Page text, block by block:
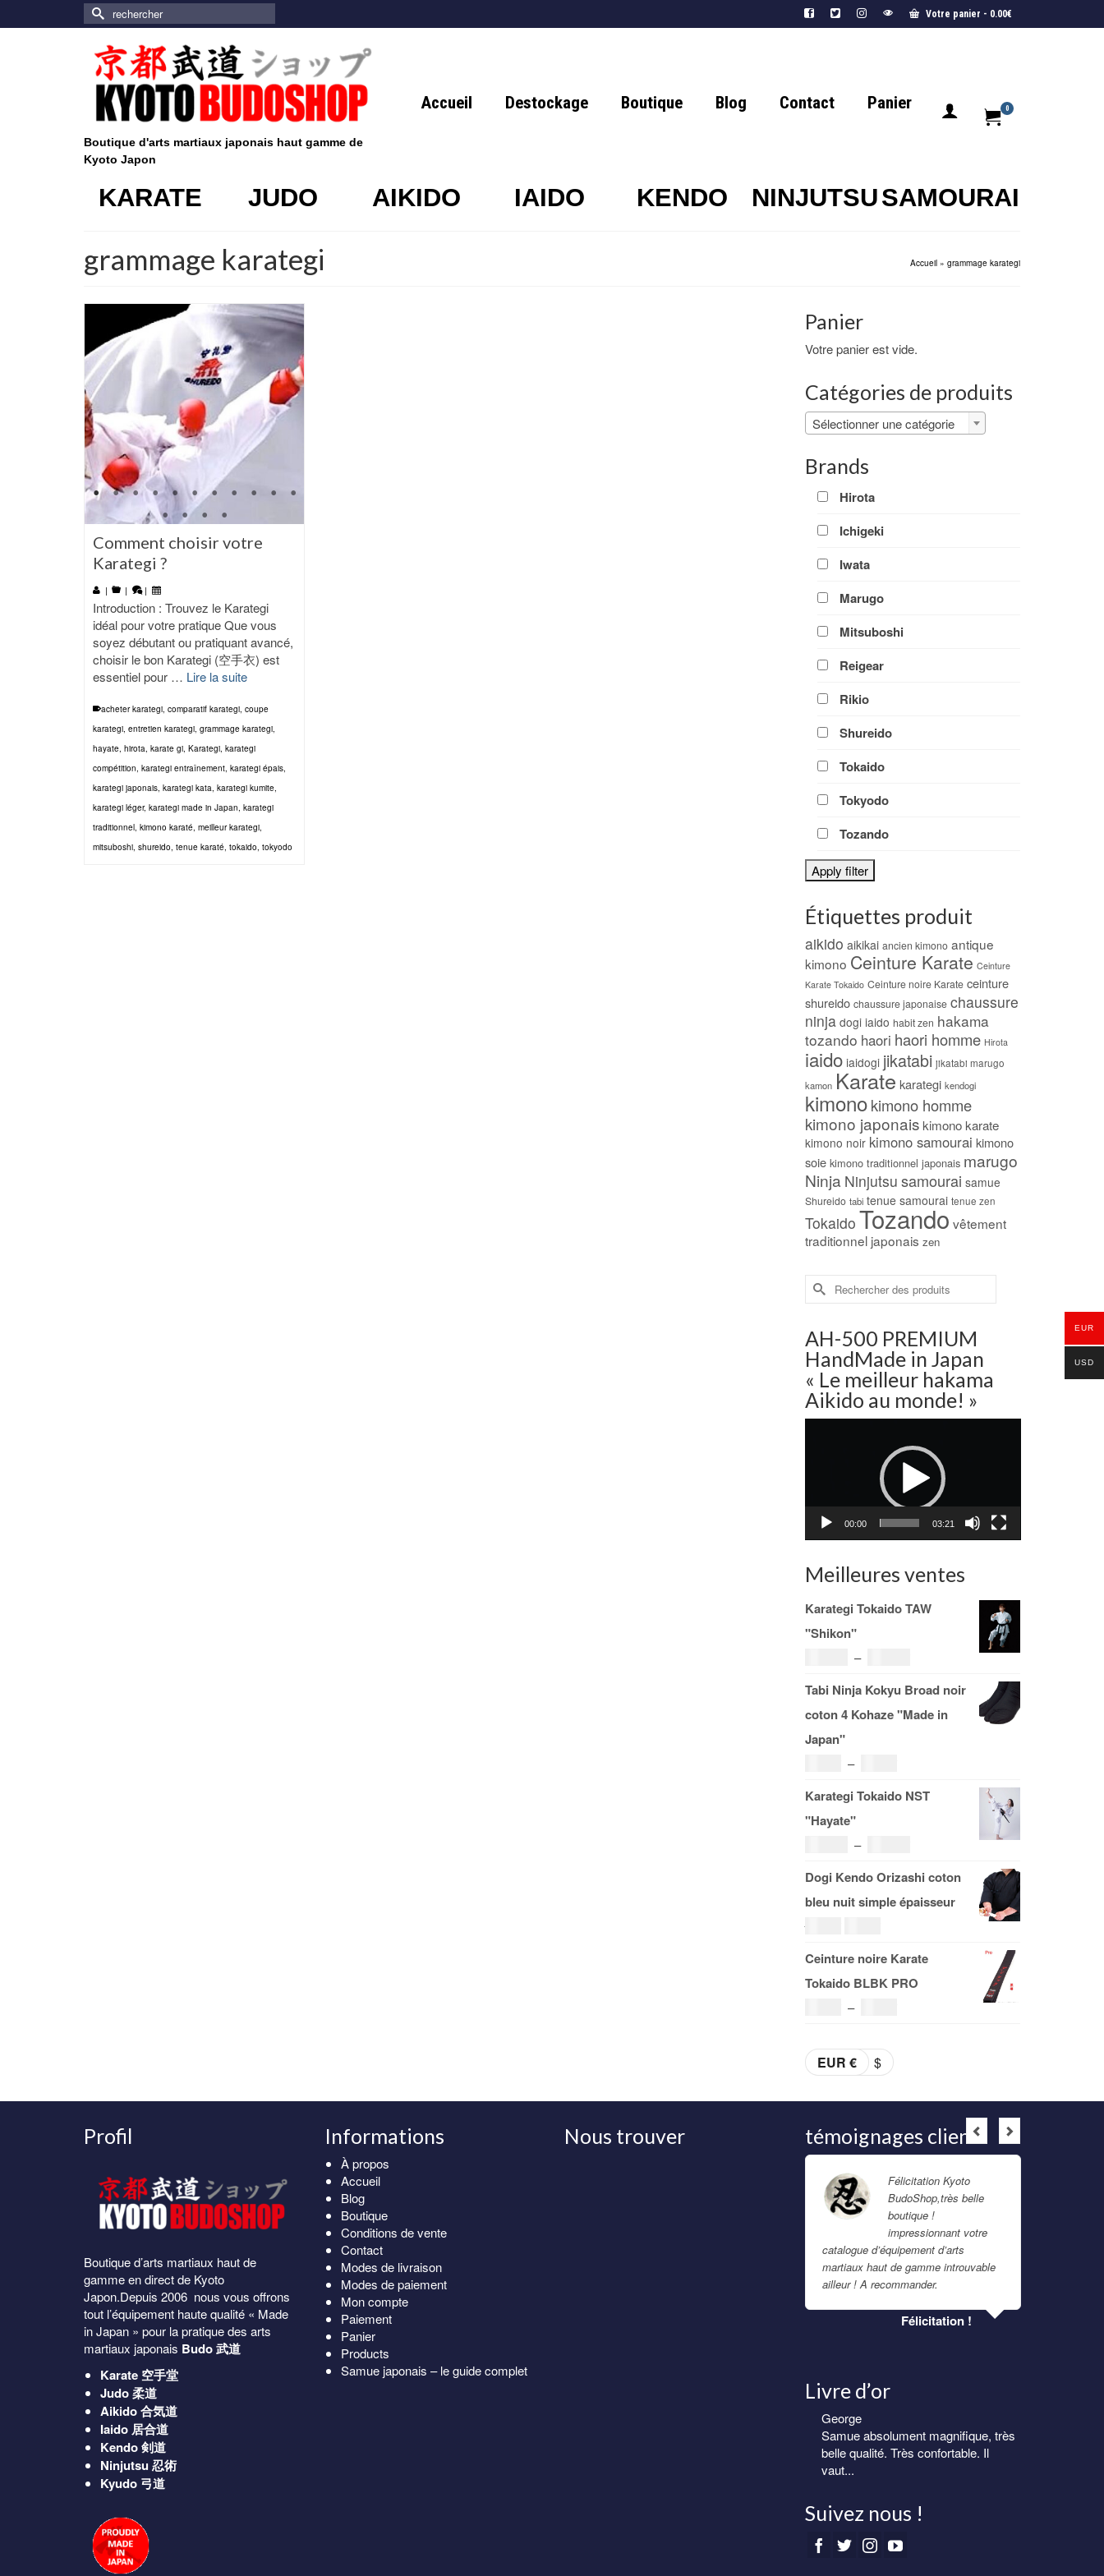
Votre panier - 0.00€
Rechercher :
Boutique d'arts martiaux japonais haut gamme de
Kyoto Japon
Accueil Destockage Boutique Blog Contact Panier 0
KARATE JUDO AIKIDO IAIDO KENDO NINJUTSUSAMOURAI
grammage karategi Accueil » grammage karategi
Comment choisir votre
Karategi ?
| | |
Introduction : Trouvez le Karategi
idéal pour votre pratique Que vous
soyez débutant ou pratiquant avancé,
choisir le bon Karategi (空手衣) est
essentiel pour … Lire la suite
acheter karategi comparatif karategi coupe
karategi entretien karategi grammage karategi
hayate hirota karate gi Karategi karategi
compétition karategi entraînement karategi épais
karategi japonais karategi kata karategi kumite
karategi léger, karategi made in Japan karategi
traditionnel kimono karaté meilleur karategi
mitsuboshi shureido tenue karaté tokaido tokyodo
Panier
Votre panier est vide.
Catégories de produits
Sélectionner une catégorie
Brands
Hirota
Ichigeki
Iwata
Marugo
Mitsuboshi
Reigear
Rikio
Shureido
Tokaido
Tokyodo
Tozando
Apply filter
Étiquettes produit
aikido aikikai ancien kimono antique
kimono Ceinture Karate Ceinture
Karate Tokaido Ceinture noire Karate ceinture
shureido chaussure japonaise chaussure
ninja dogi iaido habit zen hakama
tozando haori haori homme Hirota
iaido iaidogi jikatabi jikatabi marugo
kamon Karate karategi kendogi
kimono kimono homme
kimono japonais kimono karate
kimono noir kimono samourai kimono
soie kimono traditionnel japonais marugo
Ninja Ninjutsu samourai samue
Shureido tabi tenue samourai tenue zen
Tokaido Tozando vêtement
traditionnel japonais zen
Rechercher :
AH-500 PREMIUM
HandMade in Japan
« Le meilleur hakama
Aikido au monde! »
00:00 03:21
Meilleures ventes
Karategi Tokaido TAW
"Shikon"
–
de
prix :
Tabi Ninja Kokyu Broad noir
coton 4 Kohaze "Made in
Japan"
–
de
29.00€
Karategi Tokaido NST
"Hayate"
–
de
prix :
153.00€
Dogi Kendo Orizashi coton
bleu nuit simple épaisseur
69.00
initial
prix
actuel
Ceinture noire Karate
Tokaido BLBK PRO
–
à
38.00€
EUR € $
Profil
Boutique d’arts martiaux haut de
gamme en direct de Kyoto
Japon.Depuis 2006 nous vous offrons
tout l’équipement haute qualité « Made
in Japan » pour la pratique des arts
martiaux japonais Budo 武道
Karate 空手堂
Judo柔道
Aikido合気道
Iaido 居合道
Kendo剣道
Ninjutsu忍術
Kyudo 弓道
Informations
À propos
Accueil
Blog
Boutique
Conditions de vente
Contact
Modes de livraison
Modes de paiement
Mon compte
Paiement
Panier
Products
Samue japonais – le guide complet
Nous trouver témoignages clients
Félicitation Kyoto
BudoShop,très belle
boutique !
impressionnant votre
catalogue d’équipement d’arts
martiaux haut de gamme introuvable
ailleur ! A recommander.
Félicitation !
Livre d’or
George
Samue absolument magnifique, très
belle qualité. Très confortable. Il
vaut...
Suivez nous !
EUR
USD